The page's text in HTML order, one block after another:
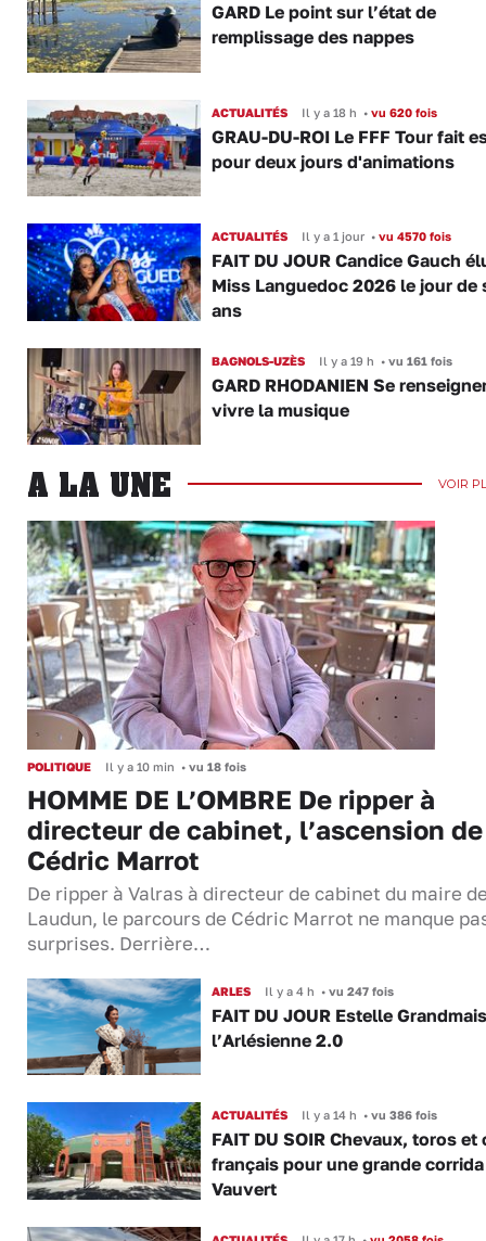
GARD Le point sur l’état de
remplissage des nappes
ACTUALITÉS Il y a 18 h •vu 620 fois
GRAU-DU-ROI Le FFF Tour fait
pour deux jours d'animations
ACTUALITÉS Il y a 1 jour •vu 4570 fois
FAIT DU JOUR Candice Gauch
Miss Languedoc 2026 le jour de
ans
BAGNOLS-UZÈS Il y a 19 h •vu 161 fois
GARD RHODANIEN Se
vivre la musique
A LA UNE VOIR
POLITIQUE Il y a 10 min • vu 18 fois
HOMME DE L’OMBRE De ripper à
directeur de cabinet, l’ascension de
Cédric Marrot
De ripper à Valras à directeur de cabinet du maire
Laudun, le parcours de Cédric Marrot ne manque
surprises. Derrière…
ARLES Il y a 4 h •vu 247 fois
FAIT DU JOUR Estelle
l’Arlésienne 2.0
ACTUALITÉS Il y a 14 h •vu 386 fois
FAIT DU SOIR Chevaux, toros et
français pour une grande corrida
Vauvert